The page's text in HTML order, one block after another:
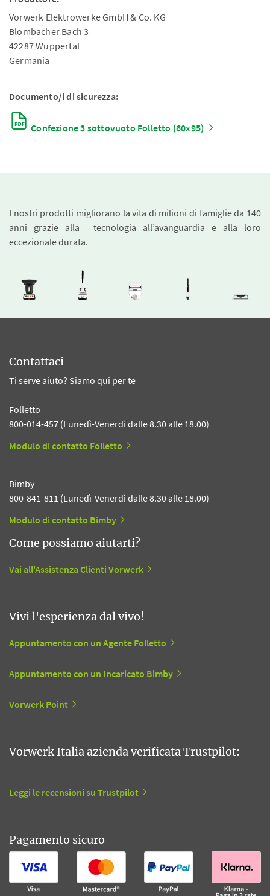
Vorwerk Elektrowerke GmbH & Co. KG
Blombacher Bach 3
42287 Wuppertal
Germania
Documento/i di sicurezza:
Confezione 3 sottovuoto Folletto (60x95)
I nostri prodotti migliorano la vita di milioni di famiglie da 140
anni grazie alla tecnologia all’avanguardia e alla loro
eccezionale durata.
Contattaci
Ti serve aiuto? Siamo qui per te
Folletto
800-014-457 (Lunedì-Venerdì dalle 8.30 alle 18.00)
Modulo di contatto Folletto
Bimby
800-841-811 (Lunedì-Venerdì dalle 8.30 alle 18.00)
Modulo di contatto Bimby
Come possiamo aiutarti?
Vai all'Assistenza Clienti Vorwerk
Vivi l'esperienza dal vivo!
Appuntamento con un Agente Folletto
Appuntamento con un Incaricato Bimby
Vorwerk Point
Vorwerk Italia azienda verificata Trustpilot:
Leggi le recensioni su Trustpilot
Pagamento sicuro